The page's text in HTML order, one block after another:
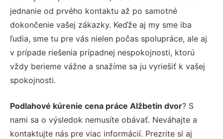
jednanie od prvého kontaktu až po samotné
dokončenie vašej zákazky. Keďže aj my sme iba
ľudia, sme tu pre vás nielen počas spolupráce, ale aj
v prípade riešenia prípadnej nespokojnosti, ktorú
vždy berieme vážne a snažíme sa ju vyriešiť k vašej
spokojnosti.
Podlahové kúrenie cena práce Alžbetin dvor? S
nami sa o výsledok nemusíte obávať. Neváhajte a
kontaktujte nás pre viac informácií. Prezrite si aj